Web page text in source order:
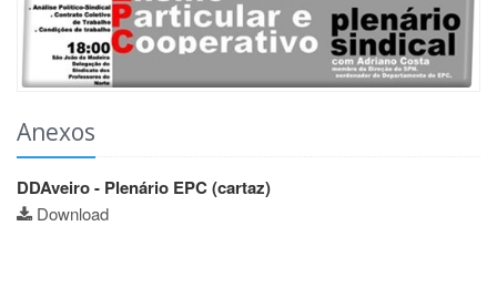
Anexos
DDAveiro - Plenário EPC (cartaz)
Download